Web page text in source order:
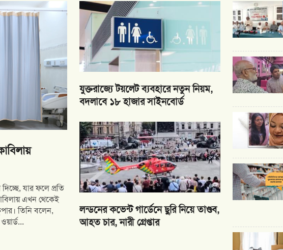
যার ফলে প্রতি
এখন থেকেই
তিনি বলেন,
যুক্তরাজ্যে টয়লেট ব্যবহারে নতুন নিয়ম,
বদলাবে ১৮ হাজার সাইনবোর্ড
লন্ডনের কভেন্ট গার্ডেনে ছুরি নিয়ে তাণ্ডব,
আহত চার, নারী গ্রেপ্তার